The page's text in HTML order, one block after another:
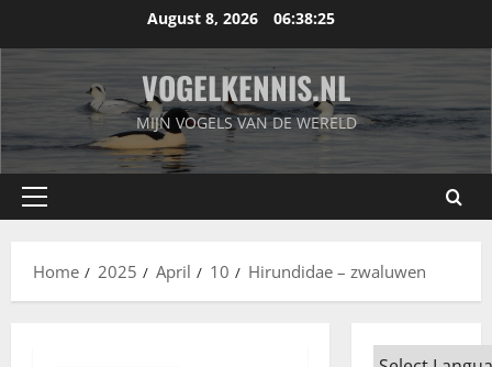
August 8, 2026 06:38:26
VOGELKENNIS.NL
MIJN VOGELS VAN DE WERELD
Primary
Home
2025 April 10 Hirundidae – zwaluwen